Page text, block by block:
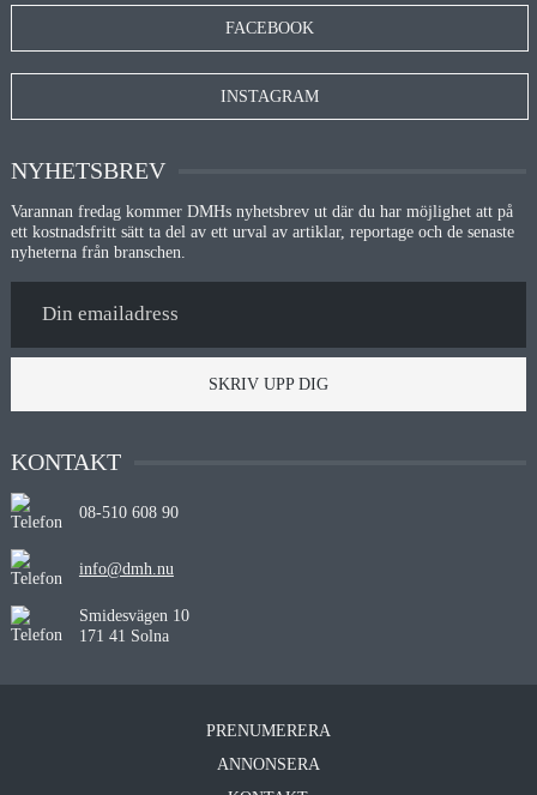
FACEBOOK
INSTAGRAM
NYHETSBREV
Varannan fredag kommer DMHs nyhetsbrev ut där du har möjlighet att på
ett kostnadsfritt sätt ta del av ett urval av artiklar, reportage och de senaste
nyheterna från branschen.
SKRIV UPP DIG
KONTAKT
08-510 608 90
info@dmh.nu
Smidesvägen 10
171 41 Solna
PRENUMERERA
ANNONSERA